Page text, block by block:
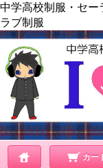
中学高校制服・セー
ラブ制服
カー